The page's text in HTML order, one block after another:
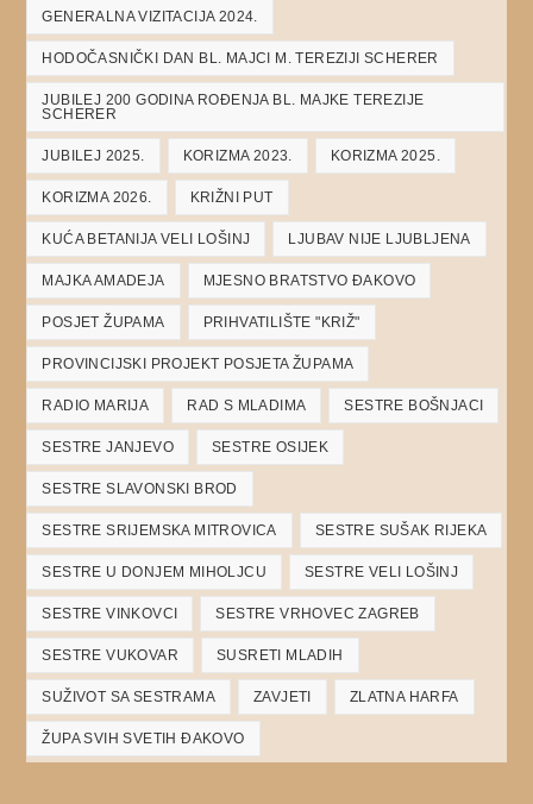
GENERALNA VIZITACIJA 2024.
HODOČASNIČKI DAN BL. MAJCI M. TEREZIJI SCHERER
JUBILEJ 200 GODINA ROĐENJA BL. MAJKE TEREZIJE
SCHERER
JUBILEJ 2025. KORIZMA 2023. KORIZMA 2025.
KORIZMA 2026. KRIŽNI PUT
KUĆA BETANIJA VELI LOŠINJ LJUBAV NIJE LJUBLJENA
MAJKA AMADEJA MJESNO BRATSTVO ĐAKOVO
POSJET ŽUPAMA PRIHVATILIŠTE "KRIŽ"
PROVINCIJSKI PROJEKT POSJETA ŽUPAMA
RADIO MARIJA RAD S MLADIMA SESTRE BOŠNJACI
SESTRE JANJEVO SESTRE OSIJEK
SESTRE SLAVONSKI BROD
SESTRE SRIJEMSKA MITROVICA SESTRE SUŠAK RIJEKA
SESTRE U DONJEM MIHOLJCU SESTRE VELI LOŠINJ
SESTRE VINKOVCI SESTRE VRHOVEC ZAGREB
SESTRE VUKOVAR SUSRETI MLADIH
SUŽIVOT SA SESTRAMA ZAVJETI ZLATNA HARFA
ŽUPA SVIH SVETIH ĐAKOVO